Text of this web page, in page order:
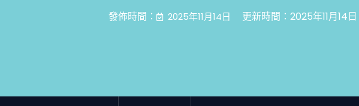
發佈時間： 2025年11月14日 更新時間：2025年11月14日